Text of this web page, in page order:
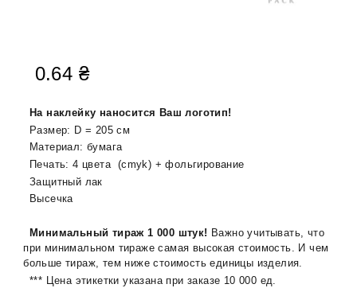
0.64 ₴
На наклейку наносится Ваш логотип!
Размер: D = 205 см
Материал: бумага
Печать: 4 цвета (cmyk) + фольгирование
Защитный лак
Высечка
Минимальный тираж 1 000 штук! Важно учитывать, что
при минимальном тираже самая высокая стоимость. И чем
больше тираж, тем ниже стоимость единицы изделия.
*** Цена этикетки указана при заказе 10 000 ед.